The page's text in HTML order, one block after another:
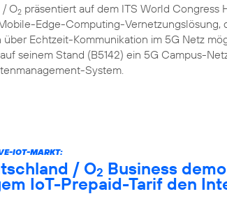
/ O2 präsentiert auf dem ITS World Congress
Edge-Computing-Vernetzungslösung,
Echtzeit-Kommunikation im 5G Netz
seinem Stand (B5142) ein 5G Campus-
System.
IOT-MARKT:
/ O2 Business
IoT-Prepaid-Tarif den